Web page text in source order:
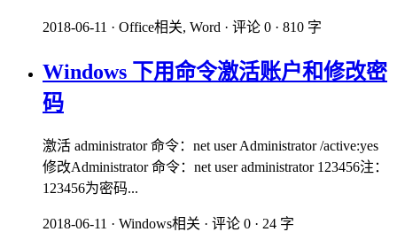
2018-06-11 · Office相关, Word · 评论 0 · 810 字
Windows 下用命令激活账户和修改密
码
激活 administrator 命令：net user Administrator /active:yes
修改Administrator 命令：net user administrator 123456注：
123456为密码...
2018-06-11 · Windows相关 · 评论 0 · 24 字